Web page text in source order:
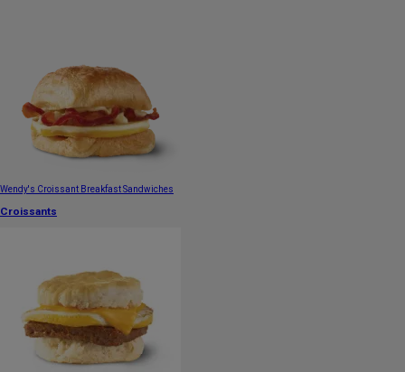
Wendy's Croissant Breakfast Sandwiches
Croissants